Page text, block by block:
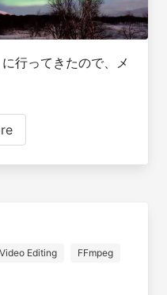
に行ってきたので、メ
Video Editing FFmpeg